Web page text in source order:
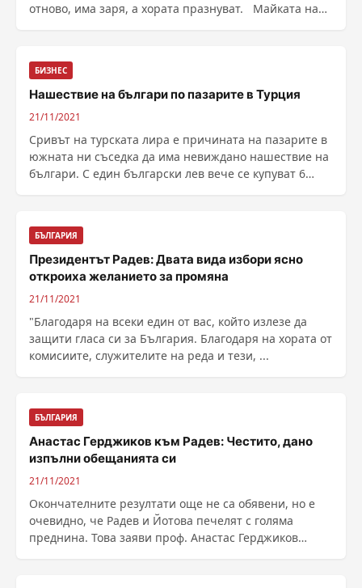
отново, има заря, а хората празнуват. Майката на
БИЗНЕС
Нашествие на българи по пазарите в Турция
21/11/2021
Сривът на турската лира е причината на пазарите в
южната ни съседка да има невиждано нашествие на
българи. С един български лев вече се купуват 6
БЪЛГАРИЯ
Президентът Радев: Двата вида избори ясно
откроиха желанието за промяна
21/11/2021
"Благодаря на всеки един от вас, който излезе да
защити гласа си за България. Благодаря на хората от
комисиите, служителите на реда и тези, ...
БЪЛГАРИЯ
Анастас Герджиков към Радев: Честито, дано
изпълни обещанията си
21/11/2021
Окончателните резултати още не са обявени, но е
очевидно, че Радев и Йотова печелят с голяма
преднина. Това заяви проф. Анастас Герджиков